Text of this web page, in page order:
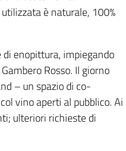
è naturale, 100%
di enopittura, impiegando
Rosso. Il giorno
– un spazio di co-
vino aperti al pubblico. Ai
ulteriori richieste di